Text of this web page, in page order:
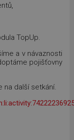
TopUp.
a v návaznosti
pojišťovny
na další setkání.